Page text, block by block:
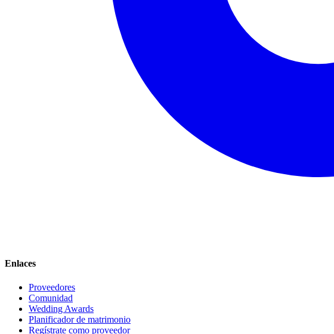
Enlaces
Proveedores
Comunidad
Wedding Awards
Planificador de matrimonio
Regístrate como proveedor